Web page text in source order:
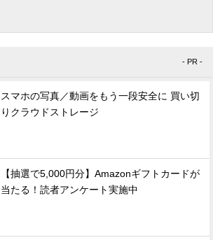
- PR -
スマホの写真／動画をもう一段安全に 買い切
りクラウドストレージ
【抽選で5,000円分】Amazonギフトカードが
当たる！読者アンケート実施中